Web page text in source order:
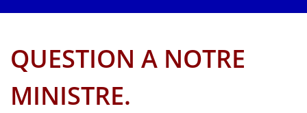
QUESTION A NOTRE
MINISTRE.